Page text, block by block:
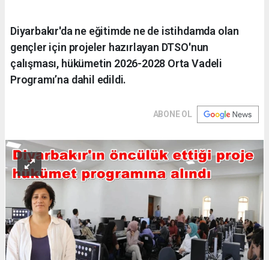
Diyarbakır'da ne eğitimde ne de istihdamda olan
gençler için projeler hazırlayan DTSO'nun
çalışması, hükümetin 2026-2028 Orta Vadeli
Programı’na dahil edildi.
ABONE OL